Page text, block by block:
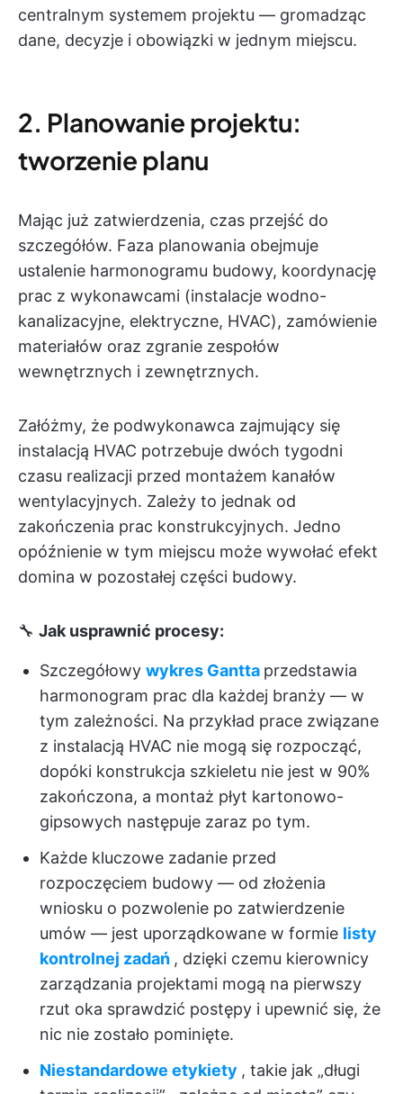
centralnym systemem projektu — gromadząc
dane, decyzje i obowiązki w jednym miejscu.
2. Planowanie projektu:
tworzenie planu
Mając już zatwierdzenia, czas przejść do
szczegółów. Faza planowania obejmuje
ustalenie harmonogramu budowy, koordynację
prac z wykonawcami (instalacje wodno-
kanalizacyjne, elektryczne, HVAC), zamówienie
materiałów oraz zgranie zespołów
wewnętrznych i zewnętrznych.
Załóżmy, że podwykonawca zajmujący się
instalacją HVAC potrzebuje dwóch tygodni
czasu realizacji przed montażem kanałów
wentylacyjnych. Zależy to jednak od
zakończenia prac konstrukcyjnych. Jedno
opóźnienie w tym miejscu może wywołać efekt
domina w pozostałej części budowy.
🔧 Jak usprawnić procesy:
Szczegółowy wykres Gantta przedstawia
harmonogram prac dla każdej branży — w
tym zależności. Na przykład prace związane
z instalacją HVAC nie mogą się rozpocząć,
dopóki konstrukcja szkieletu nie jest w 90%
zakończona, a montaż płyt kartonowo-
gipsowych następuje zaraz po tym.
Każde kluczowe zadanie przed
rozpoczęciem budowy — od złożenia
wniosku o pozwolenie po zatwierdzenie
umów — jest uporządkowane w formie listy
kontrolnej zadań , dzięki czemu kierownicy
zarządzania projektami mogą na pierwszy
rzut oka sprawdzić postępy i upewnić się, że
nic nie zostało pominięte.
Niestandardowe etykiety , takie jak „długi